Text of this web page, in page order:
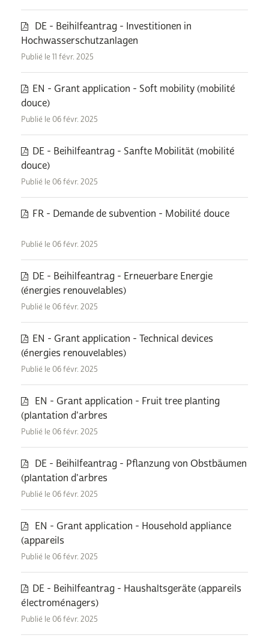
DE - Beihilfeantrag - Investitionen in
Hochwasserschutzanlagen
Publié le 11 févr. 2025
EN - Grant application - Soft mobility (mobilité
douce)
Publié le 06 févr. 2025
DE - Beihilfeantrag - Sanfte Mobilität (mobilité
douce)
Publié le 06 févr. 2025
FR - Demande de subvention - Mobilité douce
Publié le 06 févr. 2025
DE - Beihilfeantrag - Erneuerbare Energie
(énergies renouvelables)
Publié le 06 févr. 2025
EN - Grant application - Technical devices
(énergies renouvelables)
Publié le 06 févr. 2025
EN - Grant application - Fruit tree planting
(plantation d'arbres
Publié le 06 févr. 2025
DE - Beihilfeantrag - Pflanzung von Obstbäumen
(plantation d'arbres
Publié le 06 févr. 2025
EN - Grant application - Household appliance
(appareils
Publié le 06 févr. 2025
DE - Beihilfeantrag - Haushaltsgeräte (appareils
électroménagers)
Publié le 06 févr. 2025